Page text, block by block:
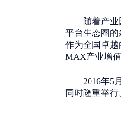
随着产
平台生态圈
作为全国卓
MAX产业增值
2016年5
同时隆重举